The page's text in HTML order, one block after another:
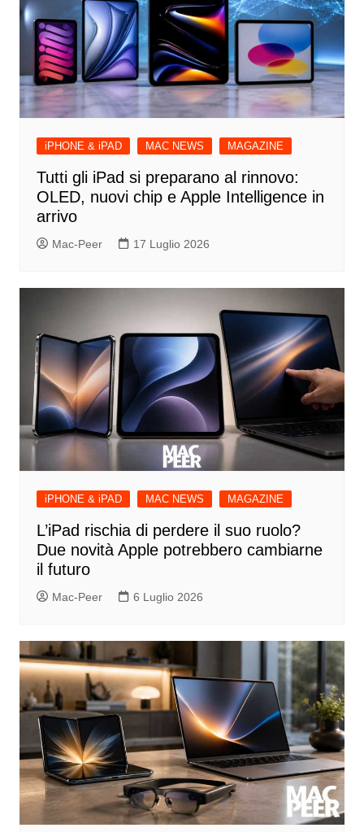
iPHONE & iPAD MAC NEWS MAGAZINE
Tutti gli iPad si preparano al rinnovo:
OLED, nuovi chip e Apple Intelligence in
arrivo
Mac-Peer 17 Luglio 2026
iPHONE & iPAD MAC NEWS MAGAZINE
L’iPad rischia di perdere il suo ruolo?
Due novità Apple potrebbero cambiarne
il futuro
Mac-Peer 6 Luglio 2026